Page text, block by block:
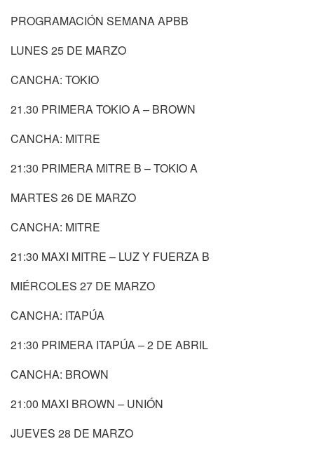
PROGRAMACIÓN SEMANA APBB
LUNES 25 DE MARZO
CANCHA: TOKIO
21.30 PRIMERA TOKIO A – BROWN
CANCHA: MITRE
21:30 PRIMERA MITRE B – TOKIO A
MARTES 26 DE MARZO
CANCHA: MITRE
21:30 MAXI MITRE – LUZ Y FUERZA B
MIÉRCOLES 27 DE MARZO
CANCHA: ITAPÚA
21:30 PRIMERA ITAPÚA – 2 DE ABRIL
CANCHA: BROWN
21:00 MAXI BROWN – UNIÓN
JUEVES 28 DE MARZO